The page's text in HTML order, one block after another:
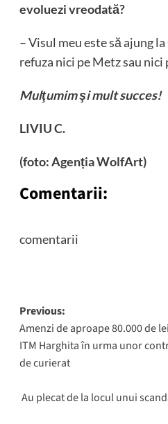
evoluezi vreodată?
– Visul meu este să ajung
refuza nici pe Metz sau nici
Mulţumim şi mult succes!
LIVIU C.
(foto: Agenția WolfArt)
Comentarii:
comentarii
Post
navigation
Previous:
Amenzi de aproape 80.000 de
ITM Harghita în urma unor
de curierat
Au plecat de la locul unui